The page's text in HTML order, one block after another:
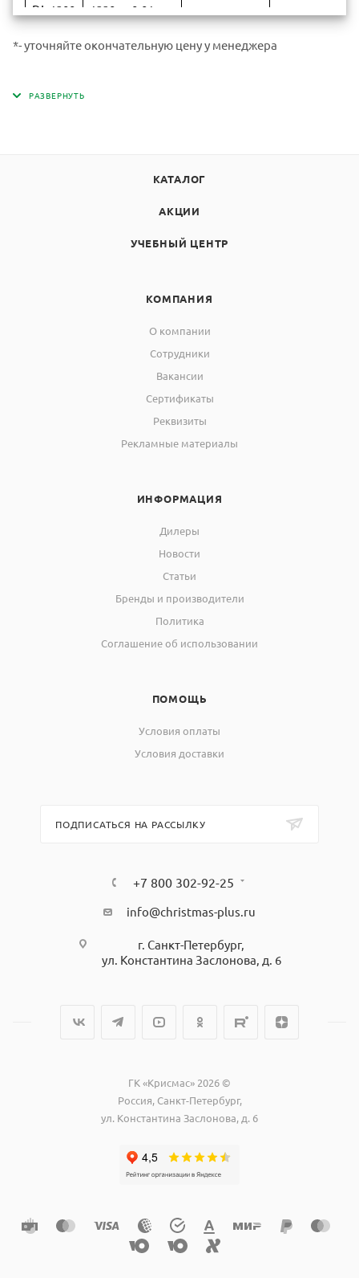
DL-1200 1220г × 0,01г
*- уточняйте окончательную цену у менеджера
КАТАЛОГ
АКЦИИ
УЧЕБНЫЙ ЦЕНТР
КОМПАНИЯ
О компании
Сотрудники
Вакансии
Сертификаты
Реквизиты
Рекламные материалы
ИНФОРМАЦИЯ
Дилеры
Новости
Статьи
Бренды и производители
Политика
Соглашение об использовании
ПОМОЩЬ
Условия оплаты
Условия доставки
ПОДПИСАТЬСЯ НА РАССЫЛКУ
+7 800 302-92-25
info@christmas-plus.ru
г. Санкт-Петербург,
ул. Константина Заслонова, д. 6
ГК «Крисмас» 2026 ©
Россия, Санкт-Петербург,
ул. Константина Заслонова, д. 6